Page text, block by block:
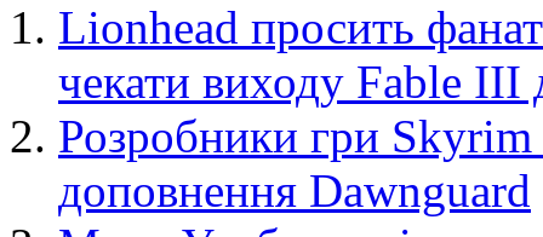
Lionhead просить
чекати виходу Fable III
Розробники гри Skyrim
доповнення Dawnguard